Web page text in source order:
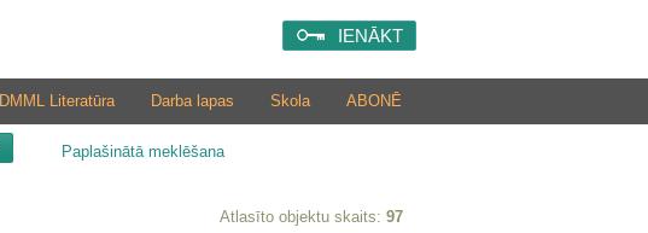
IENĀKT
ABONĒ
Skola
Darba lapas
DMML Literatūra
Paplašinātā meklēšana
Atlasīto objektu skaits: 97